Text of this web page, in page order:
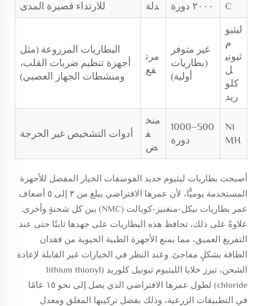
C
٢٠٠٠ دورة
دلة
للارتداء قصيرة المدى
ليثيو
م
ثيوني
ل
كلو
ريد
غير متوفر
(بطاريات
أولية)
مرت
فع
البطاريات المزروعة (مثل
أجهزة تنظيم ضربات القلب،
ومنشطات الجهاز العصبي)
Ni
MH
500–1000
دورة
منخ
ف
ض
أدوات التشخيص غير الحرجة
أصبحت بطاريات ليثيوم حديد الفوسفات الخيار المفضل للأجهزة
المستخدمة يوميًّا، لأن عمرها الافتراضي يبلغ من ٣ إلى ٥ أضعاف
عمر بطاريات نيكل-منغنيز-كوبالت (NMC) بين كل شحنةٍ وأخرى.
علاوةً على ذلك، تحافظ هذه البطاريات على جهدها ثابتًا حتى عند
التفريغ العميق، مما يمنع الأجهزة الطبية الحيوية من فقدان
الطاقة بشكلٍ مفاجئ. وعند النظر في الخيارات غير القابلة لإعادة
الشحن، تبرز خلايا الليثيوم ثيونيل كلوريد (lithium thionyl
chloride) لطول عمرها الافتراضي الذي يصل إلى نحو ١٥ عامًا
في التطبيقات الزرعية، وذلك بفضل تركيبها المغلق ومعدل